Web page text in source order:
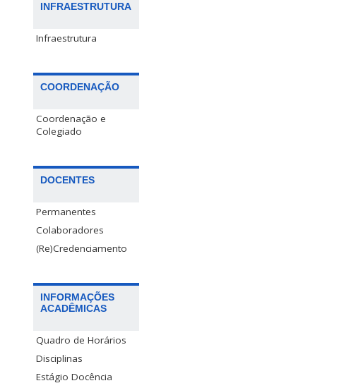
INFRAESTRUTURA
Infraestrutura
COORDENAÇÃO
Coordenação e
Colegiado
DOCENTES
Permanentes
Colaboradores
(Re)Credenciamento
INFORMAÇÕES
ACADÊMICAS
Quadro de Horários
Disciplinas
Estágio Docência